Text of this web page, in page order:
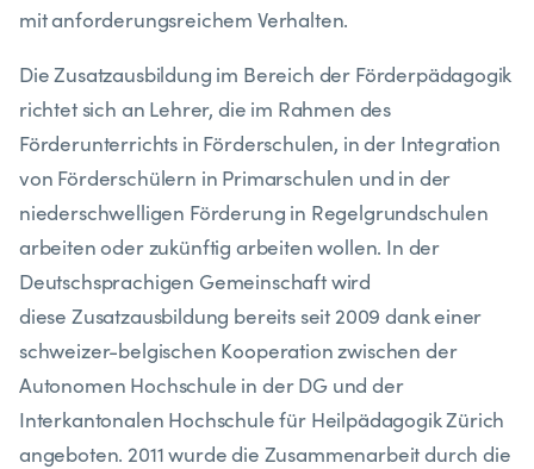
mit anforderungsreichem Verhalten.
Die Zusatzausbildung im Bereich der Förderpädagogik
richtet sich an Lehrer, die im Rahmen des
Förderunterrichts in Förderschulen, in der Integration
von Förderschülern in Primarschulen und in der
niederschwelligen Förderung in Regelgrundschulen
arbeiten oder zukünftig arbeiten wollen. In der
Deutschsprachigen Gemeinschaft wird
diese Zusatzausbildung bereits seit 2009 dank einer
schweizer-belgischen Kooperation zwischen der
Autonomen Hochschule in der DG und der
Interkantonalen Hochschule für Heilpädagogik Zürich
angeboten. 2011 wurde die Zusammenarbeit durch die